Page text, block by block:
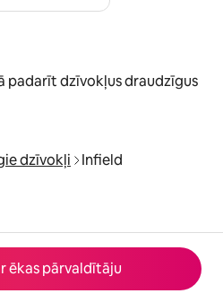
ēkas pārvaldītāju
padarīt dzīvokļus draudzīgus
dzīvokļi Infield